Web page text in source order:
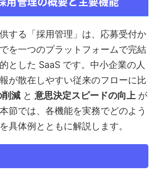
する「採用管理」は、応募受付か
を一つのプラットフォームで完結
とした SaaS です。中小企業の人
が散在しやすい従来のフローに比
減 と 意思決定スピードの向上 が
節では、各機能を実務でどのよう
具体例とともに解説します。